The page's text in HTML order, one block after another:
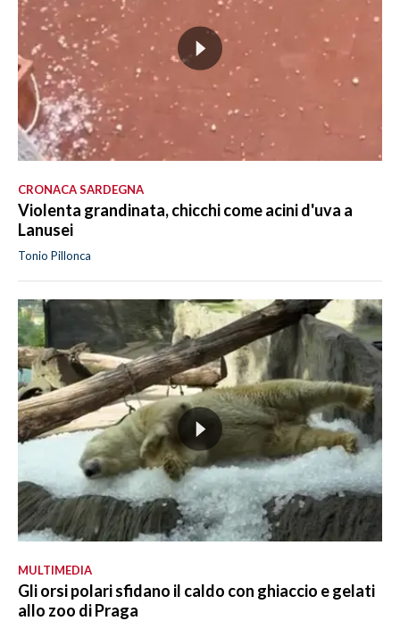
CRONACA SARDEGNA
Violenta grandinata, chicchi come acini d'uva a
Lanusei
Tonio Pillonca
MULTIMEDIA
Gli orsi polari sfidano il caldo con ghiaccio e gelati
allo zoo di Praga